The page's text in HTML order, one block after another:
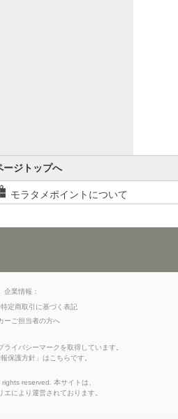
ージトップへ
モラタメポイントについて
企業情報：
特定商取引に基づく表記
ーご担当者の方へ
イバシーマークを取得しています。
保護方針 」はこちらです。
reserved. 本サイトは、
エにより運営されております。